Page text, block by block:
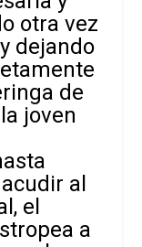
otra vez
dejando
de
joven
al
el
a